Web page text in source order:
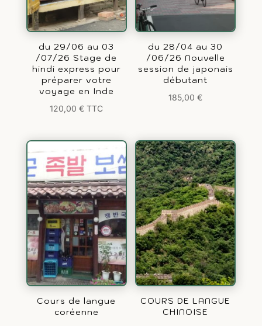
du 29/06 au 03
/07/26 Stage de
hindi express pour
préparer votre
voyage en Inde
120,00€ TTC
du 28/04 au 30
/06/26 Nouvelle
session de japonais
débutant
185,00€
Cours de langue
coréenne
COURS DE LANGUE
CHINOISE